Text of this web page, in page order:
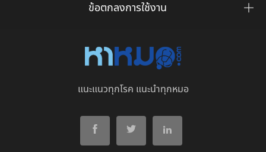
ข้อตกลงการใช้งาน
แนะแนวทุกโรค แนะนำทุกหมอ